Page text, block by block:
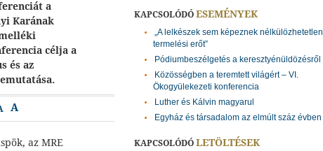
a
Karának
célja a
és az
A
az MRE
KAPCSOLÓDÓ ESEMÉNYEK
„A lelkészek sem képeznek nélkülözhetetlen
termelési erőt”
Pódiumbeszélgetés a keresztyénüldözésről
Közösségben a teremtett világért – VI.
Ökogyülekezeti konferencia
Luther és Kálvin magyarul
Egyház és társadalom az elmúlt száz évben
KAPCSOLÓDÓ LETÖLTÉSEK